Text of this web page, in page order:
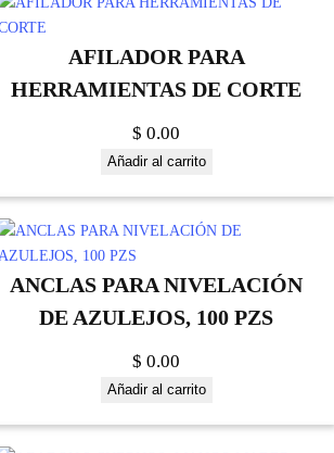
AFILADOR PARA
HERRAMIENTAS DE CORTE
$ 0.00
Añadir al carrito
ANCLAS PARA NIVELACIÓN
DE AZULEJOS, 100 PZS
$ 0.00
Añadir al carrito